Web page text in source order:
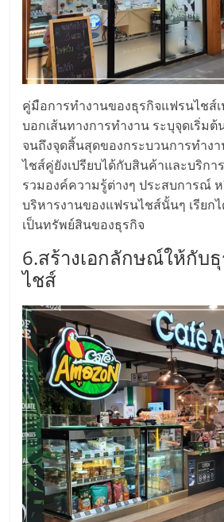
การ
ลงทุน
และ
ขยาย
สา
ขา
แฟ
รน
ไชส์,
ศูนย์
รวม
แฟ
ไชส์
พร้อม
สำหรับ
เปิด
ร้าน
ปรึกษา
ฟรี,
บริการ
พัฒนา
ระบบ
แฟ
รน
ไชส์"
คู่มือการทำงานของธุรกิจแฟรนไชส์
บอกเส้นทางการทำงาน ระบุจุดเริ่มต้
จนถึงจุดสิ้นสุดของกระบวนการทำง
ไชส์คู่ยังเปรียบได้กับสินค้าและบริกา
รวมองค์ความรู้ต่างๆ ประสบการณ์
บริหารงานของแฟรนไชส์นั้นๆ เรียก
เป็นทรัพย์สินของธุรกิจ
6.สร้างเอกลักษณ์ให้กับ
ไชส์